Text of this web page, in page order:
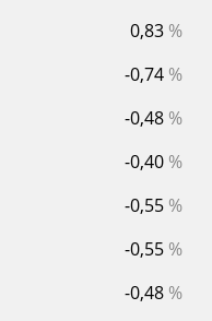
0,83 %
-0,74 %
-0,48 %
-0,40 %
-0,55 %
-0,55 %
-0,48 %